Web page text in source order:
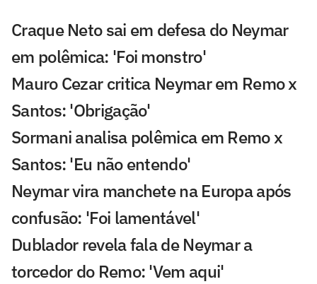
Craque Neto sai em defesa do Neymar
em polêmica: 'Foi monstro'
Mauro Cezar critica Neymar em Remo x
Santos: 'Obrigação'
Sormani analisa polêmica em Remo x
Santos: 'Eu não entendo'
Neymar vira manchete na Europa após
confusão: 'Foi lamentável'
Dublador revela fala de Neymar a
torcedor do Remo: 'Vem aqui'